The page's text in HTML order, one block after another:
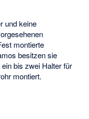
und keine
montierte
besitzen sie
bis zwei Halter für
montiert.